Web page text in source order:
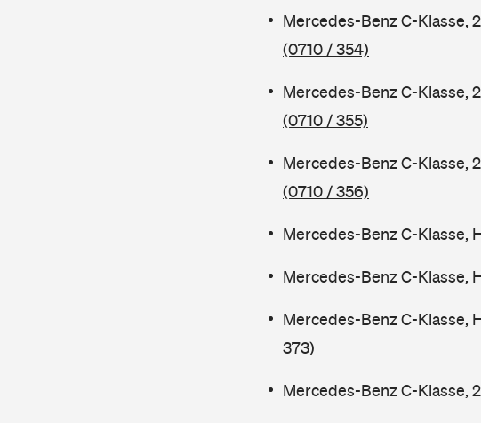
Mercedes-Benz C-Klasse,
(0710 / 354)
Mercedes-Benz C-Klasse,
(0710 / 355)
Mercedes-Benz C-Klasse,
(0710 / 356)
Mercedes-Benz C-Klasse,
Mercedes-Benz C-Klasse,
Mercedes-Benz C-Klasse,
373)
Mercedes-Benz C-Klasse,